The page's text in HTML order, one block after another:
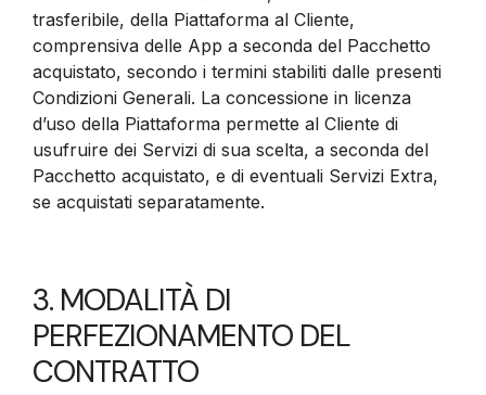
trasferibile, della Piattaforma al Cliente,
comprensiva delle App a seconda del Pacchetto
acquistato, secondo i termini stabiliti dalle presenti
Condizioni Generali. La concessione in licenza
d’uso della Piattaforma permette al Cliente di
usufruire dei Servizi di sua scelta, a seconda del
Pacchetto acquistato, e di eventuali Servizi Extra,
se acquistati separatamente.
3. MODALITÀ DI
PERFEZIONAMENTO DEL
CONTRATTO